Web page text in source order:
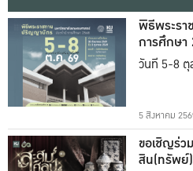
พิธีพระร
การศึกษา
วันที่ 5-8
5 สิงหาคม
ขอเชิญร่ว
สิน(ทรัพย์